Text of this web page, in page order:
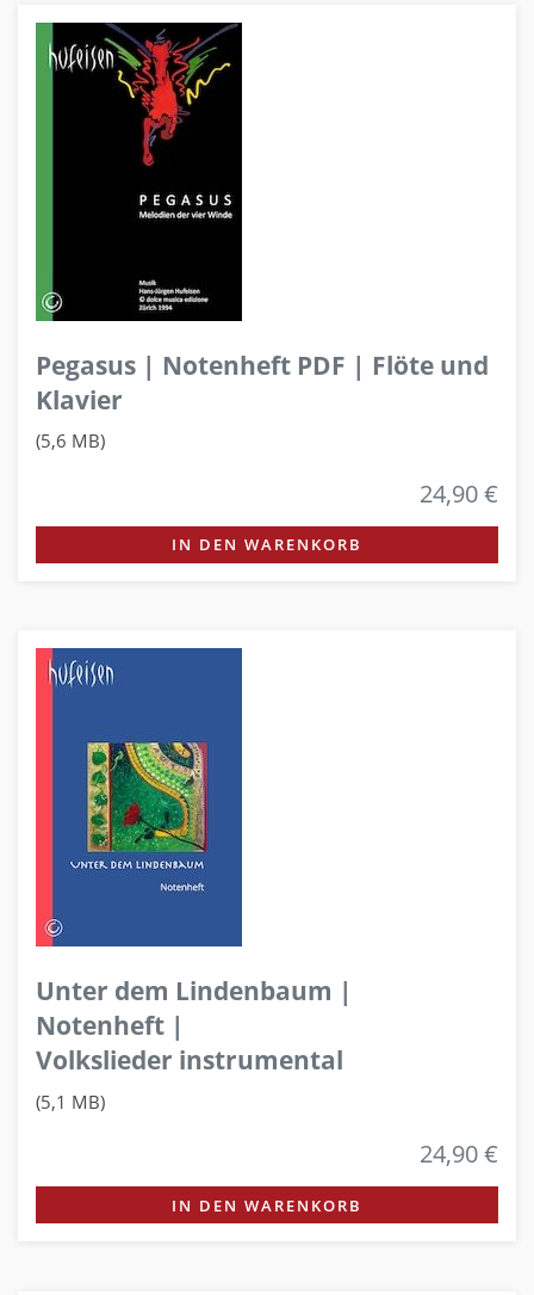
Pegasus | Notenheft PDF | Flöte und
Klavier
(5,6 MB)
24,90 €
IN DEN WARENKORB
Unter dem Lindenbaum |
Notenheft |
Volkslieder instrumental
(5,1 MB)
24,90 €
IN DEN WARENKORB